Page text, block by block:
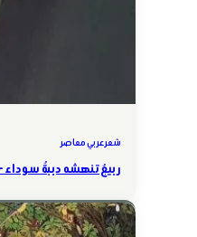
شعر عربي معاصر
ربيعٌ تنهشه دببةٌ